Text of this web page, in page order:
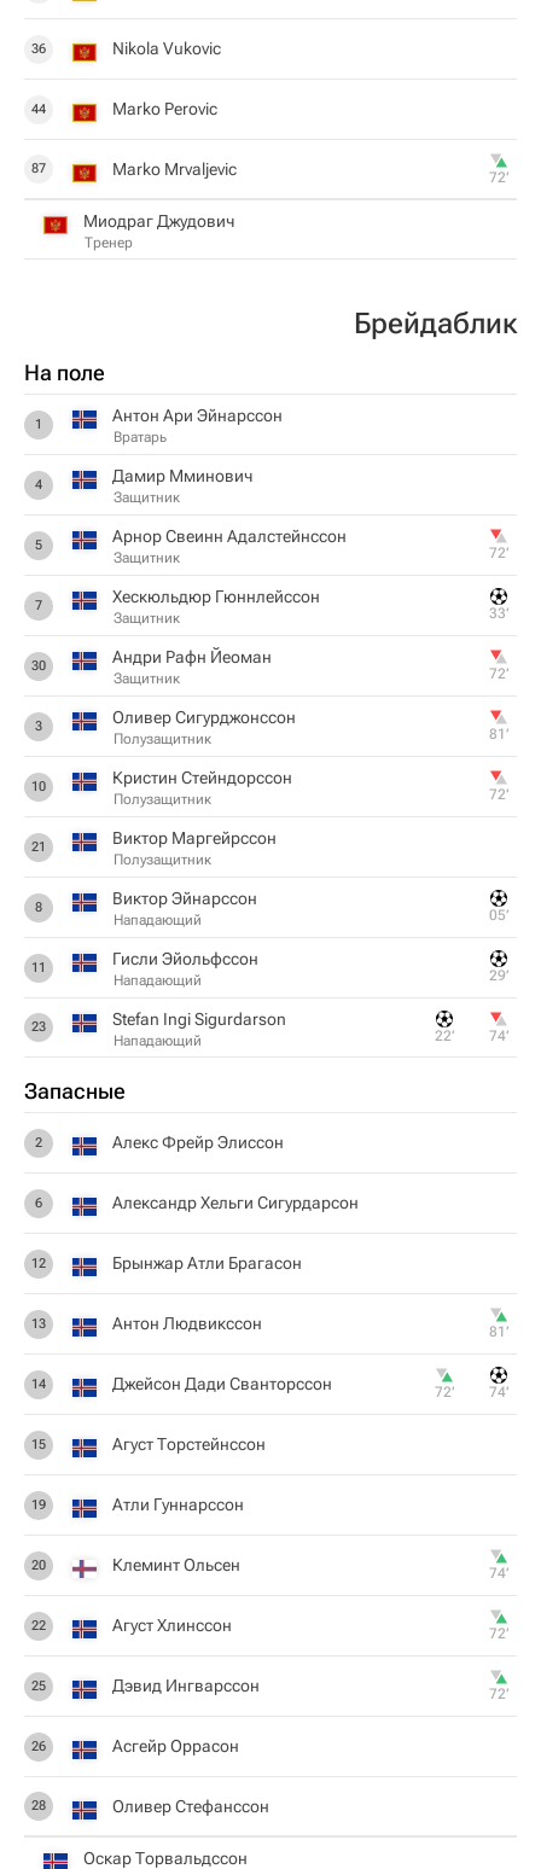
36 Nikola Vukovic
44 Marko Perovic
87 Marko Mrvaljevic 72‎’‎
Миодраг Джудович
Тренер
Брейдаблик
На поле
1 Антон Ари Эйнарссон
Вратарь
4 Дамир Мминович
Защитник
5 Арнор Свеинн Адалстейнссон
Защитник 72‎’‎
7 Хескюльдюр Гюннлейссон
Защитник 33‎’‎
30 Андри Рафн Йеоман
Защитник 72‎’‎
3 Оливер Сигурджонссон
Полузащитник 81‎’‎
10 Кристин Стейндорссон
Полузащитник 72‎’‎
21 Виктор Маргейрссон
Полузащитник
8 Виктор Эйнарссон
Нападающий 05‎’‎
11 Гисли Эйольфссон
Нападающий 29‎’‎
23 Stefan Ingi Sigurdarson
Нападающий 22‎’‎ 74‎’‎
Запасные
2 Алекс Фрейр Элиссон
6 Александр Хельги Сигурдарсон
12 Брынжар Атли Брагасон
13 Антон Людвикссон 81‎’‎
14 Джейсон Дади Сванторссон 72‎’‎ 74‎’‎
15 Агуст Торстейнссон
19 Атли Гуннарссон
20 Клеминт Ольсен 74‎’‎
22 Агуст Хлинссон 72‎’‎
25 Дэвид Ингварссон 72‎’‎
26 Асгейр Оррасон
28 Оливер Стефанссон
Оскар Торвальдссон